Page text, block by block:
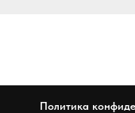
Политика